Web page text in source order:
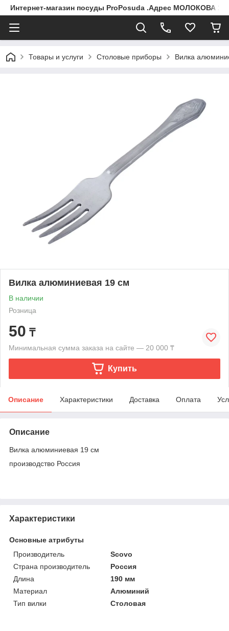
Интернет-магазин посуды ProPosuda .Адрес МОЛОКОВА
Товары и услуги Столовые приборы Вилка
Вилка алюминиевая 19 см
В наличии
Розница
50 ₸
Минимальная сумма заказа на сайте — 20 000 ₸
Купить
Описание Характеристики Доставка Оплата
Описание
Вилка алюминиевая 19 см
производство Россия
Характеристики
Основные атрибуты
Производитель
Scovo
Страна производитель
Россия
Длина
190 мм
Материал
Алюминий
Тип вилки
Столовая